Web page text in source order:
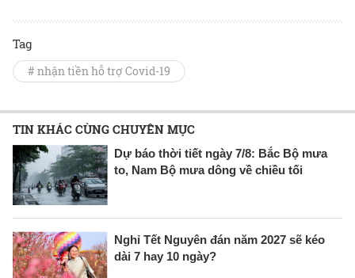
Tag
# nhận tiền hỗ trợ Covid-19
TIN KHÁC CÙNG CHUYÊN MỤC
Dự báo thời tiết ngày 7/8: Bắc Bộ mưa
to, Nam Bộ mưa dông về chiều tối
Nghỉ Tết Nguyên đán năm 2027 sẽ kéo
dài 7 hay 10 ngày?